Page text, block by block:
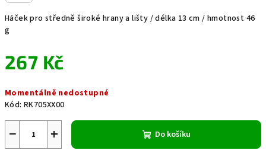
Háček pro středně široké hrany a lišty / délka 13 cm / hmotnost 46
g
267 Kč
cena:
Momentálně nedostupné
Kód: RK705XX00
+
− Do košíku